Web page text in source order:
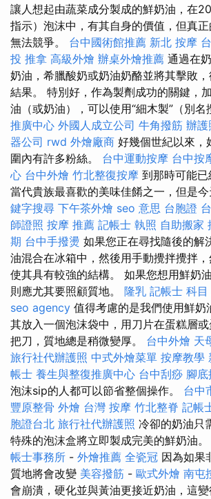
讓人想起由蔬菜成分製成的鮮奶油，在
指示）泡沫中，有其自身的價值，但真
無法競爭。 台中國術館推薦 新北 按摩
投 推拿 高級外燴 辦桌外燴推薦 通過在
奶油，希臘酸奶或奶油奶酪並將其擊敗
結果。 特別好，作為製劑成功的關鍵，
油（或奶油），可以使用“細木製”（別名
推廣中心 外國人成立公司 牛角撥筋 辦護
器公司 rwd 外燴廠商 好幾個世紀以來，
圍內有許多粉絲。 台中運動按摩 台中按
心 台中外燴 竹北整復按摩 到那時可能
當代貴族最喜歡的美味佳餚之一，但是今
鍵字搜尋 下午茶外燴 seo 意思 台胞證
師證照 按摩 推薦 記帳士 執照 自助搬家
期 台中手撥燙 如果您正在尋找隨後的解
油混合在冰箱中，然後用手動攪拌攪拌
使其具有較強的結構。 如果您想用鮮奶
則應尤其要照顧質地。 隆乳 記帳士 科目
seo agency 值得考慮的是我們使用鮮奶
其放入一個泡沫袋中，用刀片在蛋糕層
把刀，質地總是稍微變厚。 台中外燴 天
旅行社代辦護照 中式外燴菜單 按摩教學
帳士 養生與整復推廣中心 台中刮痧 腳
泡沫sip的人都可以節省整個操作。 台中
豐原整骨 外燴 台灣 按摩 竹北整脊 記帳
胞證台北 旅行社代辦護照 冷卻的奶油只
特殊的泡沫盒將立即製成完美的鮮奶油
帳士事務所 - 外燴推薦 全瓷冠 因為如果
質地將會改變 美容撥筋 - 歐式外燴 南屯
會崩潰，硬化並與黃油更接近奶油，這變